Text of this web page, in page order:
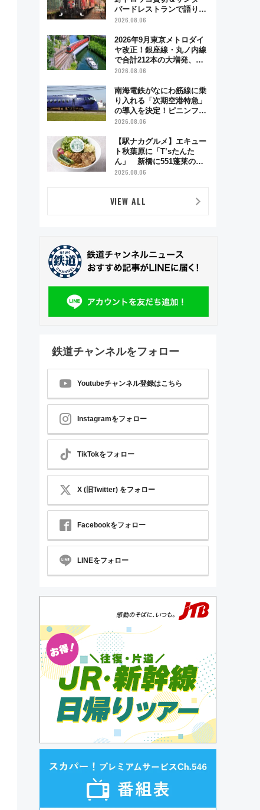
バードレストランで語り合
う秋の京都 斉藤雪乃＆福
日「京都の鉄道満喫ツア
ー」開催
2026.08.06
2026年9月東京メトロダイ
ヤ改正！銀座線・丸ノ内線
で合計212本の大増発、混
雑緩和に期待
2026.08.06
南海電鉄がなにわ筋線に乗
り入れる「次期空港特急」
の導入を決定！ピニンファ
リーナによる日本初の鉄道
2026.08.06
【駅ナカグルメ】エキュー
ト秋葉原に「T’sたんた
ん」 新橋に551蓬莱の
DNAを継ぐ「東京豚饅」、
【2026年8月】
2026.08.06
VIEW ALL
鉄道チャンネルをフォロー
Youtubeチャンネル登録はこちら
Instagramをフォロー
TikTokをフォロー
X (旧Twitter) をフォロー
Facebookをフォロー
LINEをフォロー